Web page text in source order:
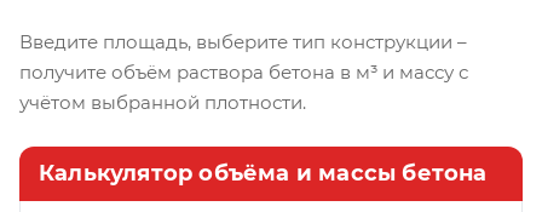
Введите площадь, выберите тип конструкции –
получите объём раствора бетона в м³ и массу с
учётом выбранной плотности.
Калькулятор объёма и массы бетона